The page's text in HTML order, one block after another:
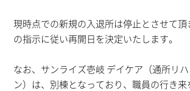
現時点での新規の入退所は停止とさせて
の指示に従い再開日を決定いたします。
なお、サンライズ壱岐 デイケア（通所リ
ン）は、別棟となっており、職員の行き来